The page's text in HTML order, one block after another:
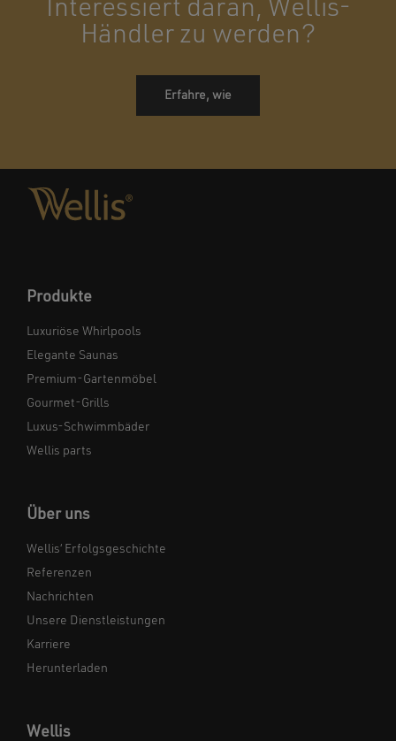
Interessiert daran, Wellis-
Händler zu werden?
Erfahre, wie
Produkte
Luxuriöse Whirlpools
Elegante Saunas
Premium-Gartenmöbel
Gourmet-Grills
Luxus-Schwimmbäder
Wellis parts
Über uns
Wellis‘ Erfolgsgeschichte
Referenzen
Nachrichten
Unsere Dienstleistungen
Karriere
Herunterladen
Wellis